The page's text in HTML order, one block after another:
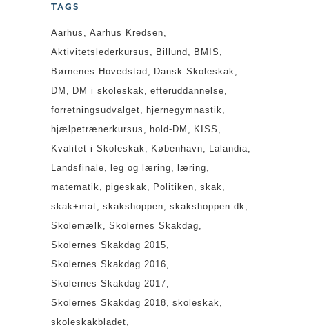
TAGS
Aarhus
Aarhus Kredsen
Aktivitetslederkursus
Billund
BMIS
Børnenes Hovedstad
Dansk Skoleskak
DM
DM i skoleskak
efteruddannelse
forretningsudvalget
hjernegymnastik
hjælpetrænerkursus
hold-DM
KISS
Kvalitet i Skoleskak
København
Lalandia
Landsfinale
leg og læring
læring
matematik
pigeskak Politiken
skak
skak+mat
skakshoppen
skakshoppen.dk
Skolemælk
Skolernes Skakdag
Skolernes Skakdag 2015
Skolernes Skakdag 2016
Skolernes Skakdag 2017
Skolernes Skakdag 2018
skoleskak
skoleskakbladet